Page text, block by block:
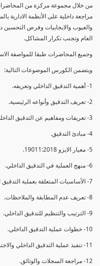
من خلال مجموعة مركزة من المحاضرات
مراجعة داخلية على الأنظمة
والعيوب والايجابيات وفرص التحسين
العام وتجنب تكرار المشاكل.
وجميع المحاضرات طبقا للمواصفة الاسترشادية
ويتضمن الكورس الموضوعات التالية:
1- أهمية التدقيق الداخلي وتعريفه.
2- تعريف التدقيق وأنواعه الرئيسية.
3- تعريفات ومفاهيم عن التدقيق الداخلي.
4- مبادئ التدقيق.
5- معيار الايزو 19011:2018.
6- منهج العملية في التدقيق الداخلي.
7- الأساسيات المتعلقة بعملية التدقيق الداخلي.
8- تعريف عدم المطابقة والملاحظات.
9- الترتيب والتنظيم للتدقيق الداخلي.
10- خطوات عملية التدقيق الداخلي.
11- تنفيذ عملية التدقيق الداخلي والاجتماع الافتتاحي.
12- مراجعة السجلات والوثائق.